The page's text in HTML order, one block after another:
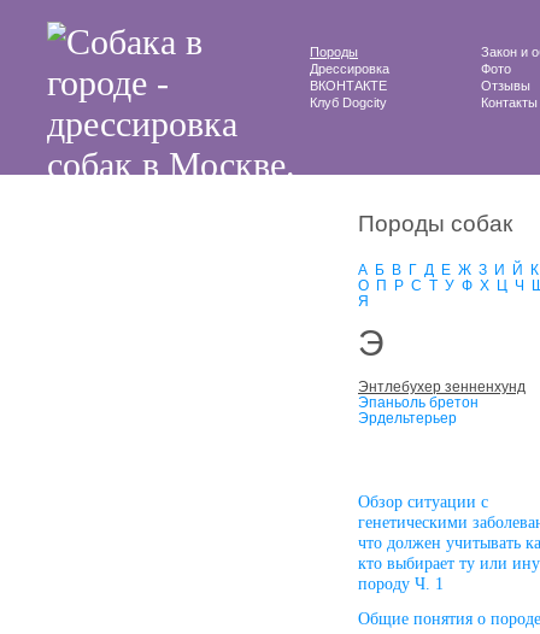
Породы
Закон и
Дрессировка
Фото
ВКОНТАКТЕ
Отзывы
Клуб Dogcity
Контакты
Породы собак
А Б В Г Д Е Ж З И Й
К
О П Р С Т У Ф Х Ц Ч
Я
Э
Энтлебухер зенненхунд
Эпаньоль бретон
Эрдельтерьер
Oбзор cитуации с
генетическими
что должен учитывать
кто выбирает ту или
породу Ч. 1
Общие понятия о породе